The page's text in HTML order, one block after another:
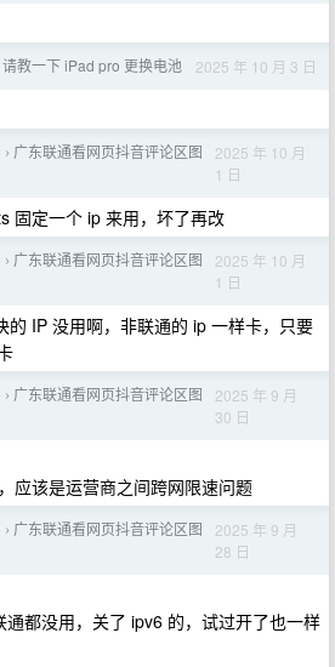
请教一下 iPad pro 更换电池 2025 年 10 月 3 日
› 广东联通看网页抖音评论区图
2025 年 10 月
1 日
固定一个 ip 来用，坏了再改
› 广东联通看网页抖音评论区图
2025 年 10 月
1 日
的 IP 没用啊，非联通的 ip 一样卡，只要
› 广东联通看网页抖音评论区图
2025 年 9 月
30 日
应该是运营商之间跨网限速问题
› 广东联通看网页抖音评论区图
2025 年 9 月
28 日
通都没用，关了 ipv6 的，试过开了也一样